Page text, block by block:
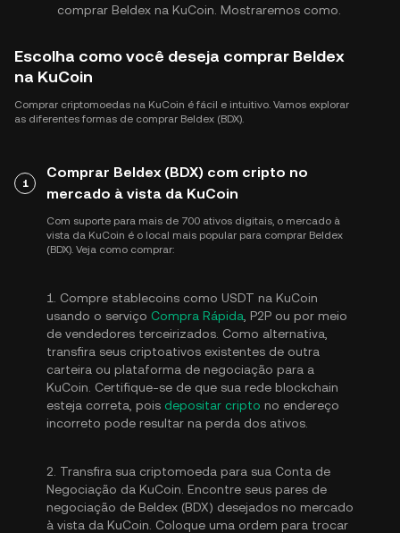
comprar Beldex na KuCoin. Mostraremos como.
Escolha como você deseja comprar Beldex
na KuCoin
Comprar criptomoedas na KuCoin é fácil e intuitivo. Vamos explorar
as diferentes formas de comprar Beldex (BDX).
1
Comprar Beldex (BDX) com cripto no
mercado à vista da KuCoin
Com suporte para mais de 700 ativos digitais, o mercado à
vista da KuCoin é o local mais popular para comprar Beldex
(BDX). Veja como comprar:
1. Compre stablecoins como USDT na KuCoin
usando o serviço Compra Rápida , P2P ou por meio
de vendedores terceirizados. Como alternativa,
transfira seus criptoativos existentes de outra
carteira ou plataforma de negociação para a
KuCoin. Certifique-se de que sua rede blockchain
esteja correta, pois depositar cripto no endereço
incorreto pode resultar na perda dos ativos.
2. Transfira sua criptomoeda para sua Conta de
Negociação da KuCoin. Encontre seus pares de
negociação de Beldex (BDX) desejados no mercado
à vista da KuCoin. Coloque uma ordem para trocar